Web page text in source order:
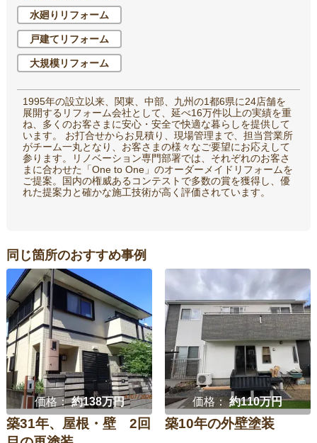
水廻りリフォーム
戸建てリフォーム
大規模リフォーム
1995年の設立以来、関東、中部、九州の1都6県に24店舗を
展開するリフォーム会社として、延べ16万件以上の実績を重
ね、多くのお客さまに安心・安全で快適な暮らしを提供して
います。 お打合せからお見積り、現場管理まで、担当営業所
がチーム一丸となり、お客さまの様々なご要望にお応えして
参ります。リノベーション専門部署では、それぞれのお客さ
まに合わせた「One to One」のオーダーメイドリフォームを
ご提案。国内の権威あるコンテストで多数の賞を獲得し、優
れた提案力と確かな施工技術が高く評価されています。
同じ箇所のおすすめ事例
価格：約138万円
築31年、屋根・壁 2回
価格：約110万円
築10年の外壁塗装